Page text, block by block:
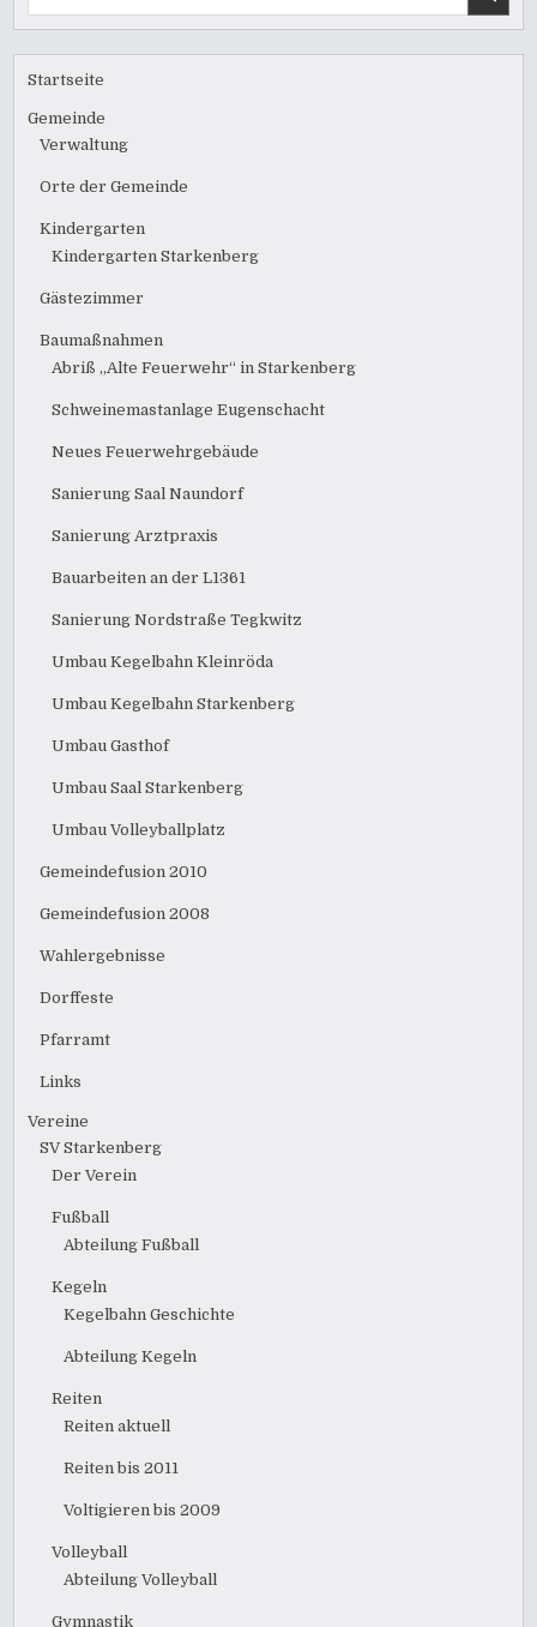
Startseite
Gemeinde
Verwaltung
Orte der Gemeinde
Kindergarten
Kindergarten Starkenberg
Gästezimmer
Baumaßnahmen
Abriß „Alte Feuerwehr“ in Starkenberg
Schweinemastanlage Eugenschacht
Neues Feuerwehrgebäude
Sanierung Saal Naundorf
Sanierung Arztpraxis
Bauarbeiten an der L1361
Sanierung Nordstraße Tegkwitz
Umbau Kegelbahn Kleinröda
Umbau Kegelbahn Starkenberg
Umbau Gasthof
Umbau Saal Starkenberg
Umbau Volleyballplatz
Gemeindefusion 2010
Gemeindefusion 2008
Wahlergebnisse
Dorffeste
Pfarramt
Links
Vereine
SV Starkenberg
Der Verein
Fußball
Abteilung Fußball
Kegeln
Kegelbahn Geschichte
Abteilung Kegeln
Reiten
Reiten aktuell
Reiten bis 2011
Voltigieren bis 2009
Volleyball
Abteilung Volleyball
Gymnastik